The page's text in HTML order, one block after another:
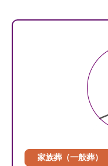
家族葬（一般葬）